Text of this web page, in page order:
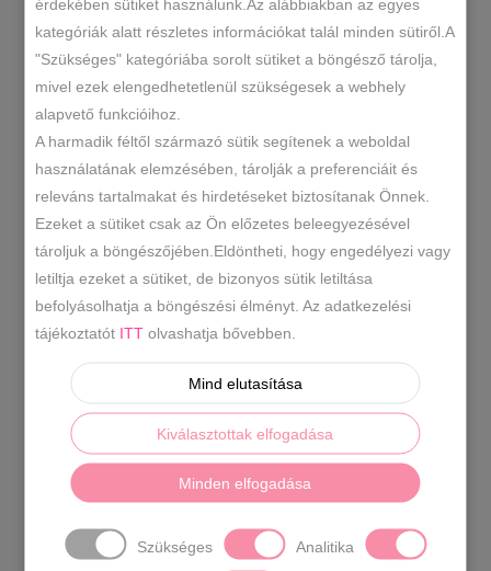
oldaltáska
mennyiség
KOSÁRBA TESZEM
SKU 19060
KATEGÓRIÁK
2025 Ősz/Tél, Oldaltáska/
Crossbody,Táskák
CÍMKÉK
LEÍRÁS
TOVÁBBI INFORMÁCIÓK
Divatos oldaltáska.Egy rekeszes,hátul
cipzáras zseb.Anyaga:rostbőrSzármazási
Szín:fekete-grafit.Méret:
érdekében sütiket használunk.Az alábbiakban az egyes
kategóriák alatt részletes információkat talál minden sütiről.A
"Szükséges" kategóriába sorolt sütiket a böngésző tárolja,
mivel ezek elengedhetetlenül szükségesek a webhely
alapvető funkcióihoz.
A harmadik féltől származó sütik segítenek a weboldal
használatának elemzésében, tárolják a preferenciáit és
releváns tartalmakat és hirdetéseket biztosítanak Önnek.
Ezeket a sütiket csak az Ön előzetes beleegyezésével
tároljuk a böngészőjében.Eldöntheti, hogy engedélyezi vagy
letiltja ezeket a sütiket, de bizonyos sütik letiltása
befolyásolhatja a böngészési élményt. Az adatkezelési
tájékoztatót ITT olvashatja bővebben.
Mind elutasítása
Kiválasztottak elfogadása
Minden elfogadása
Szükséges Analitika